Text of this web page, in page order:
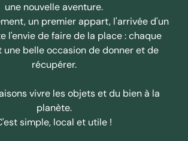
une nouvelle aventure.
un premier appart, l'arrivée d'un
l'envie de faire de la place : chaque
une belle occasion de donner et de
récupérer.
vivre les objets et du bien à la
planète.
simple, local et utile !